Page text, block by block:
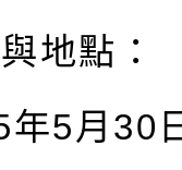
地點：
年5月 30